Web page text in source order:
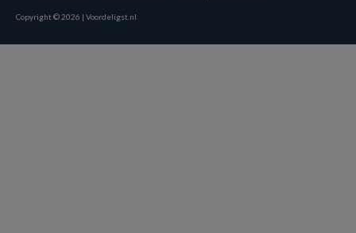
Copyright © 2026 | Voordeligst.nl